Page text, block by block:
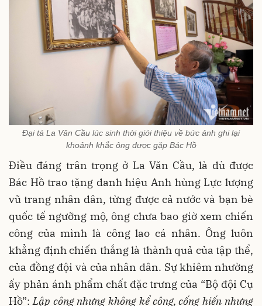
Đại tá La Văn Cầu lúc sinh thời giới thiệu về bức ảnh ghi lại
khoảnh khắc ông được gặp Bác Hồ
Điều đáng trân trọng ở La Văn Cầu, là dù được
Bác Hồ trao tặng danh hiệu Anh hùng Lực lượng
vũ trang nhân dân, từng được cả nước và bạn bè
quốc tế ngưỡng mộ, ông chưa bao giờ xem chiến
công của mình là công lao cá nhân. Ông luôn
khẳng định chiến thắng là thành quả của tập thể,
của đồng đội và của nhân dân. Sự khiêm nhường
ấy phản ánh phẩm chất đặc trưng của “Bộ đội Cụ
Hồ”:Lập công nhưng không kể công, cống hiến nhưng